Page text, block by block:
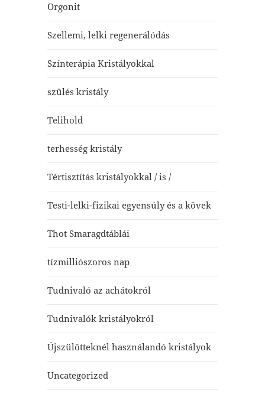
Orgonit
Szellemi, lelki regenerálódás
Színterápia Kristályokkal
szülés kristály
Telihold
terhesség kristály
Tértisztítás kristályokkal / is /
Testi-lelki-fizikai egyensúly és a kövek
Thot Smaragdtáblái
tízmilliószoros nap
Tudnivaló az achátokról
Tudnivalók kristályokról
Újszülötteknél használandó kristályok
Uncategorized